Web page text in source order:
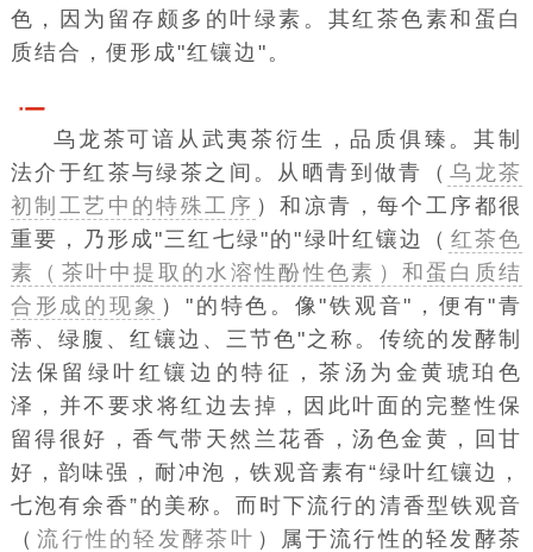
色，因为留存颇多的叶绿素。其红茶色素和蛋白
质结合，便形成"红镶边"。
乌龙茶可谙从武夷茶衍生，品质俱臻。其制
法介于红茶与绿茶之间。从晒青到做青（ 乌龙茶
初制工艺中的特殊工序 ）和凉青，每个工序都很
重要，乃形成"三红七绿"的"绿叶红镶边（ 红茶色
素（ 茶叶中提取的水溶性酚性色素 ）和蛋白质结
合形成的现象 ）"的特色。像"铁观音"，便有"青
蒂、绿腹、红镶边、三节色"之称。传统的发酵制
法保留绿叶红镶边的特征，茶汤为金黄琥珀色
泽，并不要求将红边去掉，因此叶面的完整性保
留得很好，香气带天然兰花香，汤色金黄，回甘
好，韵味强，耐冲泡，铁观音素有“绿叶红镶边，
七泡有余香”的美称。而时下流行的 清香型铁观音
（ 流行性的轻发酵茶叶 ）
属于流行性的轻发酵茶